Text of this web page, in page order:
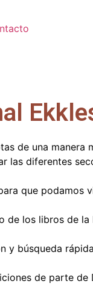
de una
diferentes
que
de los libros de la
y búsqueda
de parte